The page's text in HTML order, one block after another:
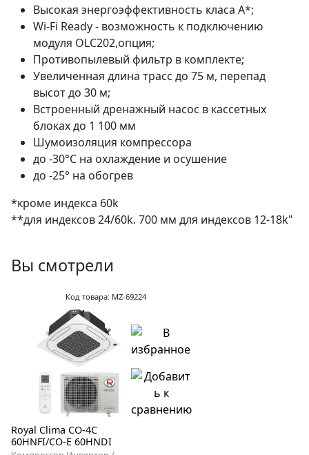
Высокая энергоэффективность класа А*;
Wi-Fi Ready - возможность к подключению
модуля OLC202,опция;
Противопылевый фильтр в комплекте;
Увеличенная длина трасс до 75 м, перепад
высот до 30 м;
Встроенный дренажный насос в кассетных
блоках до 1 100 мм
Шумоизоляция компрессора
до -30°С на охлаждение и осушение
до -25° на обогрев
*кроме индекса 60k
**для индексов 24/60k. 700 мм для индексов 12-18k"
Вы смотрели
Код товара: MZ-69224
Royal Clima CO-4C
60HNFI/CO-E 60HNDI